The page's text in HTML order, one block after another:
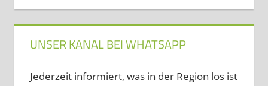
UNSER KANAL BEI WHATSAPP
Jederzeit informiert, was in der Region los ist